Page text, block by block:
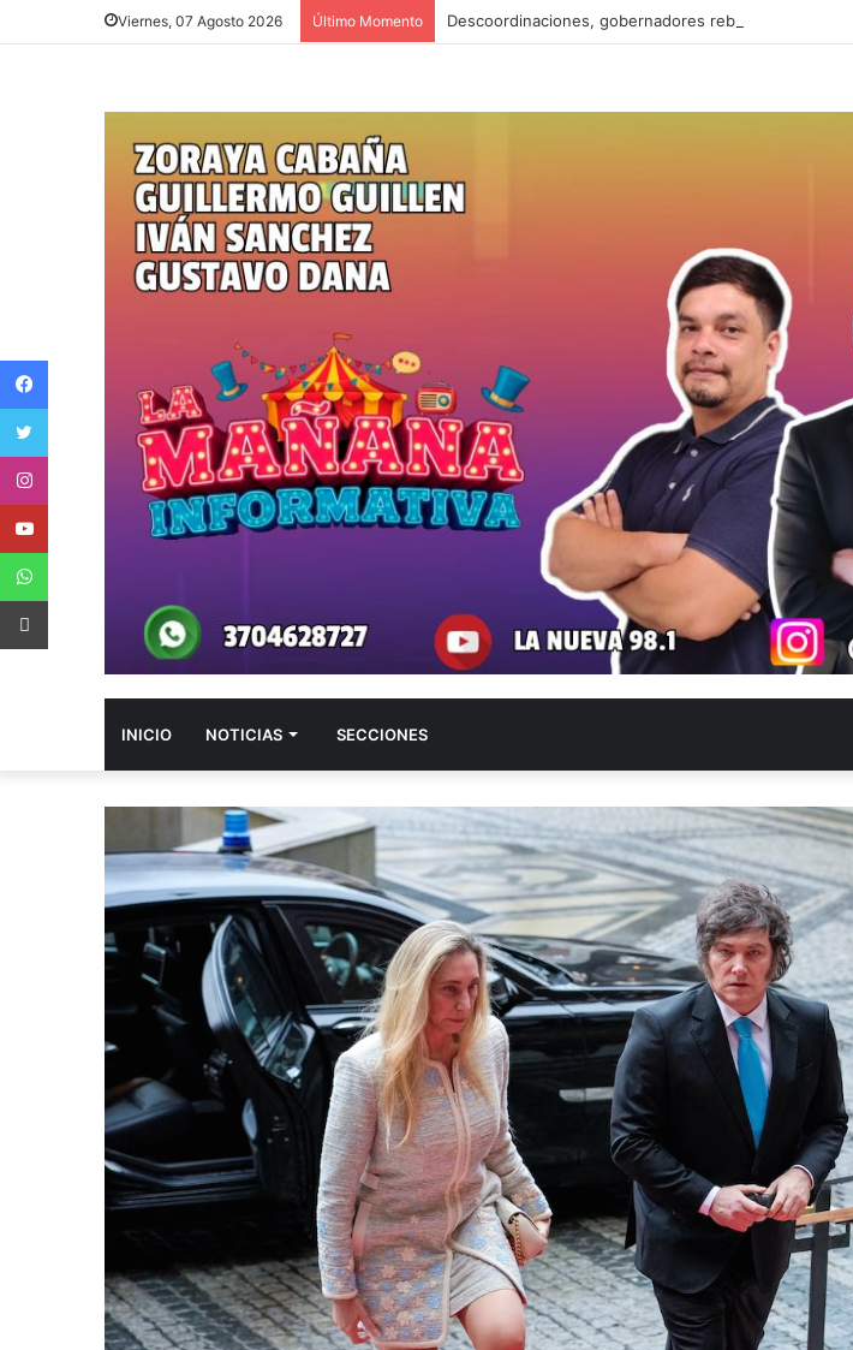
Viernes, 07 Agosto 2026 Último Momento
INICIO NOTICIAS SECCIONES